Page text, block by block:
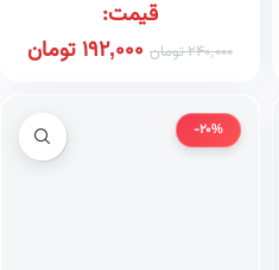
قیمت:
240,000تومان 192,000تومان
-20%